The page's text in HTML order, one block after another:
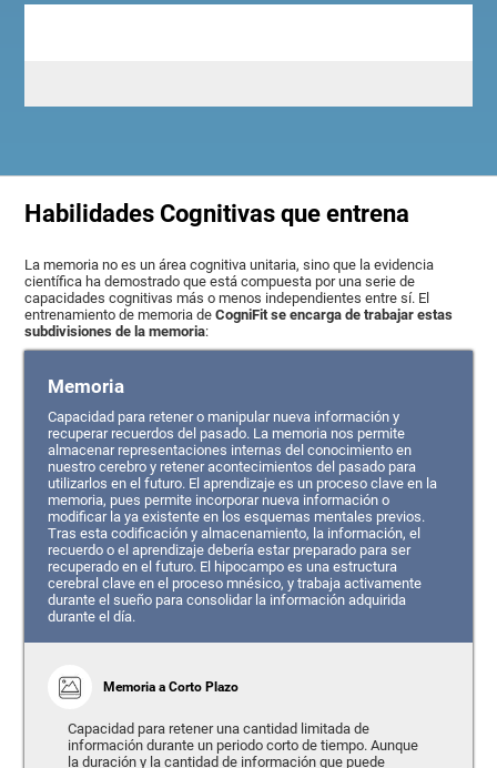
Habilidades Cognitivas que entrena
La memoria no es un área cognitiva unitaria, sino que la evidencia
científica ha demostrado que está compuesta por una serie de
capacidades cognitivas más o menos independientes entre sí. El
entrenamiento de memoria deCogniFit se encarga de trabajar estas
subdivisiones de la memoria:
Memoria
Capacidad para retener o manipular nueva información y
recuperar recuerdos del pasado. La memoria nos permite
almacenar representaciones internas del conocimiento en
nuestro cerebro y retener acontecimientos del pasado para
utilizarlos en el futuro. El aprendizaje es un proceso clave en la
memoria, pues permite incorporar nueva información o
modificar la ya existente en los esquemas mentales previos.
Tras esta codificación y almacenamiento, la información, el
recuerdo o el aprendizaje debería estar preparado para ser
recuperado en el futuro. El hipocampo es una estructura
cerebral clave en el proceso mnésico, y trabaja activamente
durante el sueño para consolidar la información adquirida
durante el día.
Memoria a Corto Plazo
Capacidad para retener una cantidad limitada de
información durante un periodo corto de tiempo. Aunque
la duración y la cantidad de información que puede